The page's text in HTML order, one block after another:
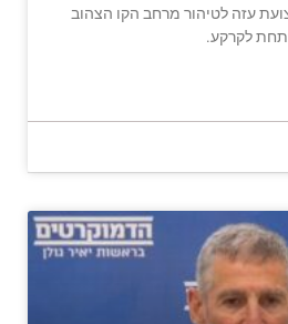
רצועת עזה לטיהור מרחב הקו הצהוב
לקרקע.